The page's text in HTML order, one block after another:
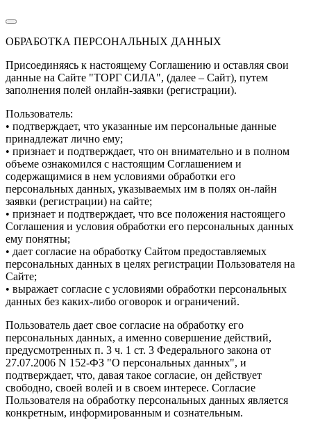
ОБРАБОТКА ПЕРСОНАЛЬНЫХ ДАННЫХ
Присоединяясь к настоящему Соглашению и оставляя свои
данные на Сайте "ТОРГ СИЛА", (далее – Сайт), путем
заполнения полей онлайн-заявки (регистрации).
Пользователь:
• подтверждает, что указанные им персональные данные
принадлежат лично ему;
• признает и подтверждает, что он внимательно и в полном
объеме ознакомился с настоящим Соглашением и
содержащимися в нем условиями обработки его
персональных данных, указываемых им в полях он-лайн
заявки (регистрации) на сайте;
• признает и подтверждает, что все положения настоящего
Соглашения и условия обработки его персональных данных
ему понятны;
• дает согласие на обработку Сайтом предоставляемых
персональных данных в целях регистрации Пользователя на
Сайте;
• выражает согласие с условиями обработки персональных
данных без каких-либо оговорок и ограничений.
Пользователь дает свое согласие на обработку его
персональных данных, а именно совершение действий,
предусмотренных п. 3 ч. 1 ст. 3 Федерального закона от
27.07.2006 N 152-ФЗ "О персональных данных", и
подтверждает, что, давая такое согласие, он действует
свободно, своей волей и в своем интересе. Согласие
Пользователя на обработку персональных данных является
конкретным, информированным и сознательным.